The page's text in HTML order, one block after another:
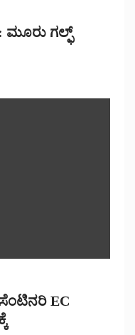
ಮೂರು ಗಲ್ಫ್
ಸೆಂಟಿನರಿ EC